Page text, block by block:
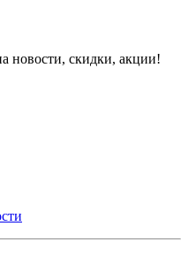
новости, скидки, акции!